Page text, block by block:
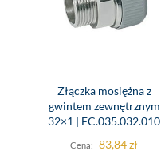
Złączka mosiężna z
gwintem zewnętrznym
32×1 | FC.035.032.010
83,84zł